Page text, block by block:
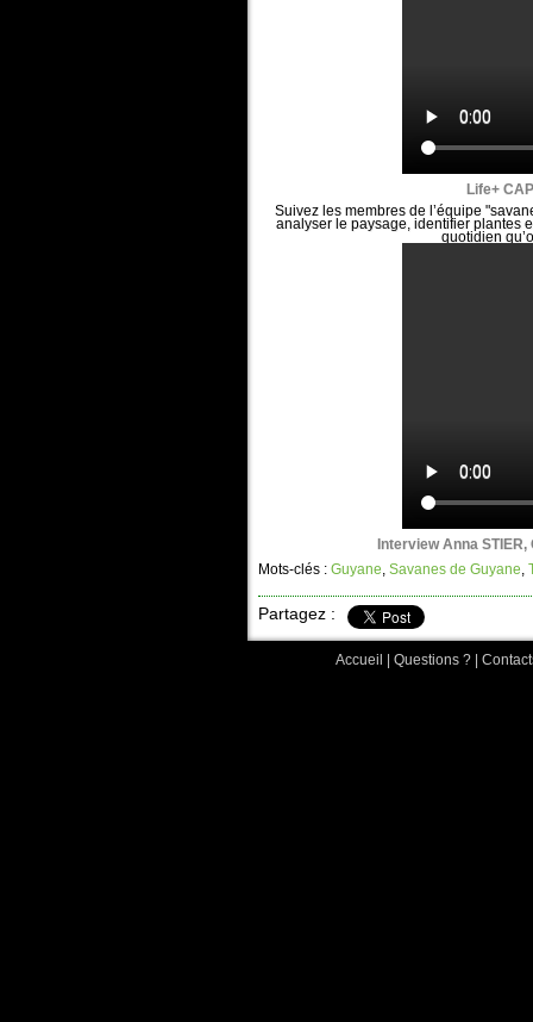
Life+
Suivez les membres de l’équipe
analyser le paysage, identifier plantes
quotidien
Interview Anna STIER,
Mots-clés : Guyane Savanes de Guyane
Partagez :
Accueil | Questions ? |